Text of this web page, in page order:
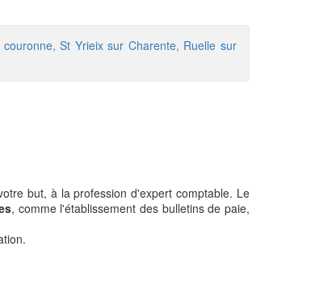
couronne,St Yrieix sur Charente, Ruelle sur
but, à la profession d'expert comptable. Le
, comme l'établissement des bulletins de paie,